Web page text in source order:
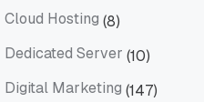
Cloud Hosting (8)
Dedicated Server (10)
Digital Marketing (147)